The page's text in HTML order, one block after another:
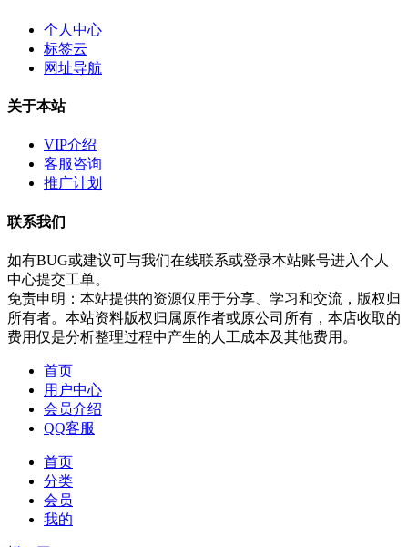
个人中心
标签云
网址导航
关于本站
VIP介绍
客服咨询
推广计划
联系我们
如有BUG或建议可与我们在线联系或登录本站账号进入个人
中心提交工单。
免责申明：本站提供的资源仅用于分享、学习和交流，版权归
所有者。本站资料版权归属原作者或原公司所有，本店收取的
费用仅是分析整理过程中产生的人工成本及其他费用。
首页
用户中心
会员介绍
QQ客服
首页
分类
会员
我的